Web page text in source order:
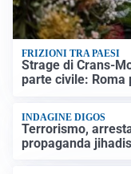
FRIZIONI TRA PAESI
Strage di Crans-
parte civile: Roma
INDAGINE DIGOS
Terrorismo,
propaganda